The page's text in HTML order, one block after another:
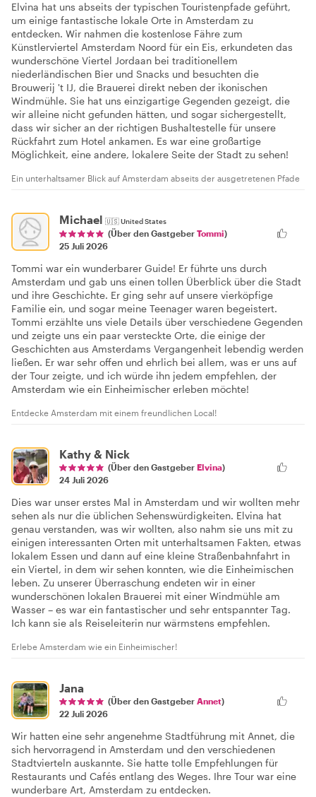
Elvina hat uns abseits der typischen Touristenpfade geführt,
um einige fantastische lokale Orte in Amsterdam zu
entdecken. Wir nahmen die kostenlose Fähre zum
Künstlerviertel Amsterdam Noord für ein Eis, erkundeten das
wunderschöne Viertel Jordaan bei traditionellem
niederländischen Bier und Snacks und besuchten die
Brouwerij 't IJ, die Brauerei direkt neben der ikonischen
Windmühle. Sie hat uns einzigartige Gegenden gezeigt, die
wir alleine nicht gefunden hätten, und sogar sichergestellt,
dass wir sicher an der richtigen Bushaltestelle für unsere
Rückfahrt zum Hotel ankamen. Es war eine großartige
Möglichkeit, eine andere, lokalere Seite der Stadt zu sehen!
Ein unterhaltsamer Blick auf Amsterdam abseits der ausgetretenen Pfade
Michael 🇺🇸United States
(Über den Gastgeber Tommi)
25 Juli 2026
Tommi war ein wunderbarer Guide! Er führte uns durch
Amsterdam und gab uns einen tollen Überblick über die Stadt
und ihre Geschichte. Er ging sehr auf unsere vierköpfige
Familie ein, und sogar meine Teenager waren begeistert.
Tommi erzählte uns viele Details über verschiedene Gegenden
und zeigte uns ein paar versteckte Orte, die einige der
Geschichten aus Amsterdams Vergangenheit lebendig werden
ließen. Er war sehr offen und ehrlich bei allem, was er uns auf
der Tour zeigte, und ich würde ihn jedem empfehlen, der
Amsterdam wie ein Einheimischer erleben möchte!
Entdecke Amsterdam mit einem freundlichen Local!
Kathy & Nick
(Über den Gastgeber Elvina)
24 Juli 2026
Dies war unser erstes Mal in Amsterdam und wir wollten mehr
sehen als nur die üblichen Sehenswürdigkeiten. Elvina hat
genau verstanden, was wir wollten, also nahm sie uns mit zu
einigen interessanten Orten mit unterhaltsamen Fakten, etwas
lokalem Essen und dann auf eine kleine Straßenbahnfahrt in
ein Viertel, in dem wir sehen konnten, wie die Einheimischen
leben. Zu unserer Überraschung endeten wir in einer
wunderschönen lokalen Brauerei mit einer Windmühle am
Wasser – es war ein fantastischer und sehr entspannter Tag.
Ich kann sie als Reiseleiterin nur wärmstens empfehlen.
Erlebe Amsterdam wie ein Einheimischer!
Jana
(Über den Gastgeber Annet)
22 Juli 2026
Wir hatten eine sehr angenehme Stadtführung mit Annet, die
sich hervorragend in Amsterdam und den verschiedenen
Stadtvierteln auskannte. Sie hatte tolle Empfehlungen für
Restaurants und Cafés entlang des Weges. Ihre Tour war eine
wunderbare Art, Amsterdam zu entdecken.